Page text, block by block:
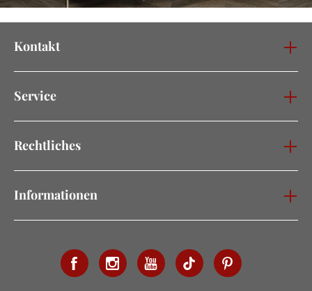
Kontakt
Service
Rechtliches
Informationen